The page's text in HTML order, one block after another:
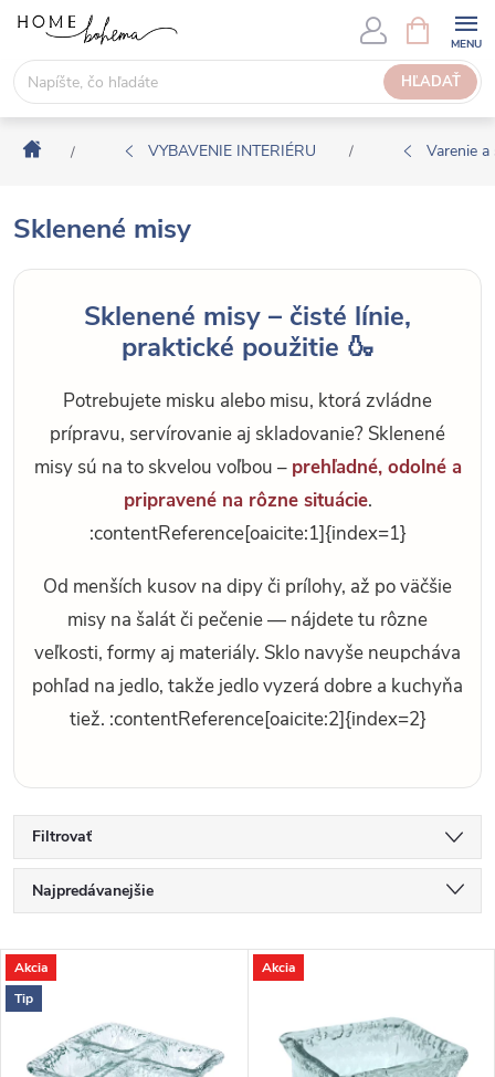
s
HĽADAŤ
Á
K
U
P
N
Í
Domov
/ VYBAVENIE INTERIÉRU / Varenie
Sklenené misy
Sklenené misy – čisté línie,
praktické použitie 🍶
Potrebujete misku alebo misu, ktorá zvládne
prípravu, servírovanie aj skladovanie? Sklenené
misy sú na to skvelou voľbou – prehľadné, odolné a
pripravené na rôzne situácie.
:contentReference[oaicite:1]{index=1}
Od menších kusov na dipy či prílohy, až po väčšie
misy na šalát či pečenie — nájdete tu rôzne
veľkosti, formy aj materiály. Sklo navyše neupcháva
pohľad na jedlo, takže jedlo vyzerá dobre a kuchyňa
tiež. :contentReference[oaicite:2]{index=2}
Filtrovať
a
d
e
n
Najpredávanejšie
Najdrahšie
Abecedne
V
ý
p
Akcia
Tip
Akcia